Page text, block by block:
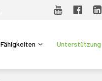
Fähigkeiten Unterstützung